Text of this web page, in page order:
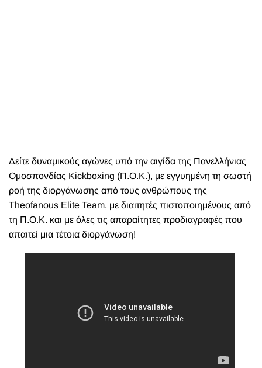
Δείτε δυναμικούς αγώνες υπό την αιγίδα της Πανελλήνιας
Ομοσπονδίας Kickboxing (Π.Ο.Κ.), με εγγυημένη τη σωστή
ροή της διοργάνωσης από τους ανθρώπους της
Theofanous Elite Team, με διαιτητές πιστοποιημένους από
τη Π.Ο.Κ. και με όλες τις απαραίτητες προδιαγραφές που
απαιτεί μια τέτοια διοργάνωση!